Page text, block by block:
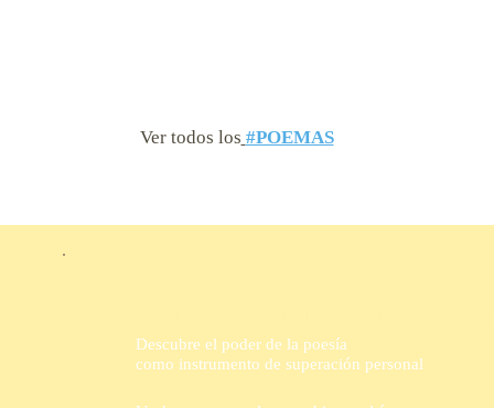
Descubre el poder de la poesía
como instrumento de superación personal
Ver todos los #POEMAS